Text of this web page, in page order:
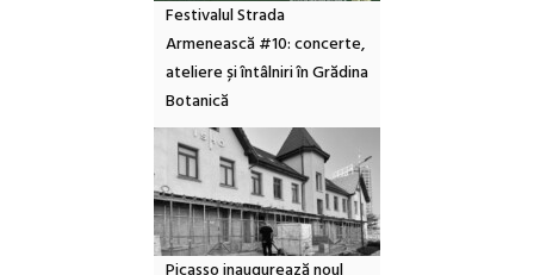
Festivalul Strada
Armenească #10: concerte,
ateliere și întâlniri în Grădina
Botanică